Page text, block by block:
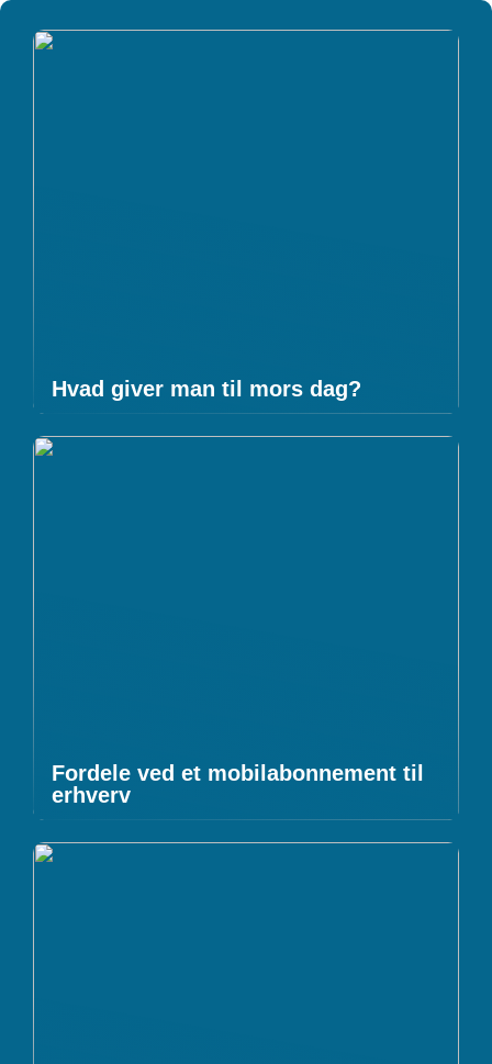
Hvad giver man til mors dag?
Fordele ved et mobilabonnement til
erhverv